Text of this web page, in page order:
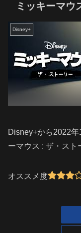
ミッキーマウ
Disney+
Disney+から2022
ーマウス : ザ・スト
オススメ度